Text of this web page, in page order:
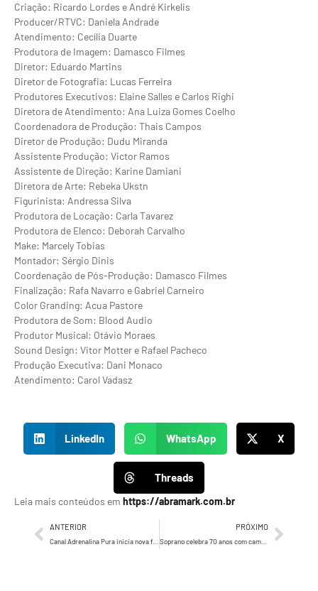
Criação: Ricardo Lordes e André Kirkelis
Producer/RTVC: Daniela Andrade
Atendimento: Cecília Duarte
Produtora de Imagem: Damasco Filmes
Diretor: Eduardo Martins
Diretor de Fotografia: Lucas Ferreira
Produtores Executivos: Elaine Salles e Carlos Righi
Diretora de Atendimento: Ana Luiza Gomes Coelho
Coordenadora de Produção: Thais Campos
Diretor de Produção: Dudu Miranda
Assistente Produção: Victor Ramos
Assistente de Direção: Karine Damiani
Diretora de Arte: Rebeka Ukstn
Figurinista: Andressa Silva
Produtora de Locação: Carla Tavarez
Produtora de Elenco: Deborah Carvalho
Make: Marcely Tobias
Montador: Sérgio Dinis
Coordenação de Pós-Produção: Damasco Filmes
Finalização: Rafa Navarro e Gabriel Carneiro
Color Granding: Acua Pastore
Produtora de Som: Blood Audio
Produtor Musical: Otávio Moraes
Sound Design: Vitor Motter e Rafael Pacheco
Produção Executiva: Dani Monaco
Atendimento: Carol Vadasz
LinkedIn WhatsApp X
Threads
Leia mais conteúdos em https://abramark.com.br
ANTERIOR PRÓXIMO
Soprano celebra 70 anos com campanha institucional e ações comemorativas ao longo de 2025